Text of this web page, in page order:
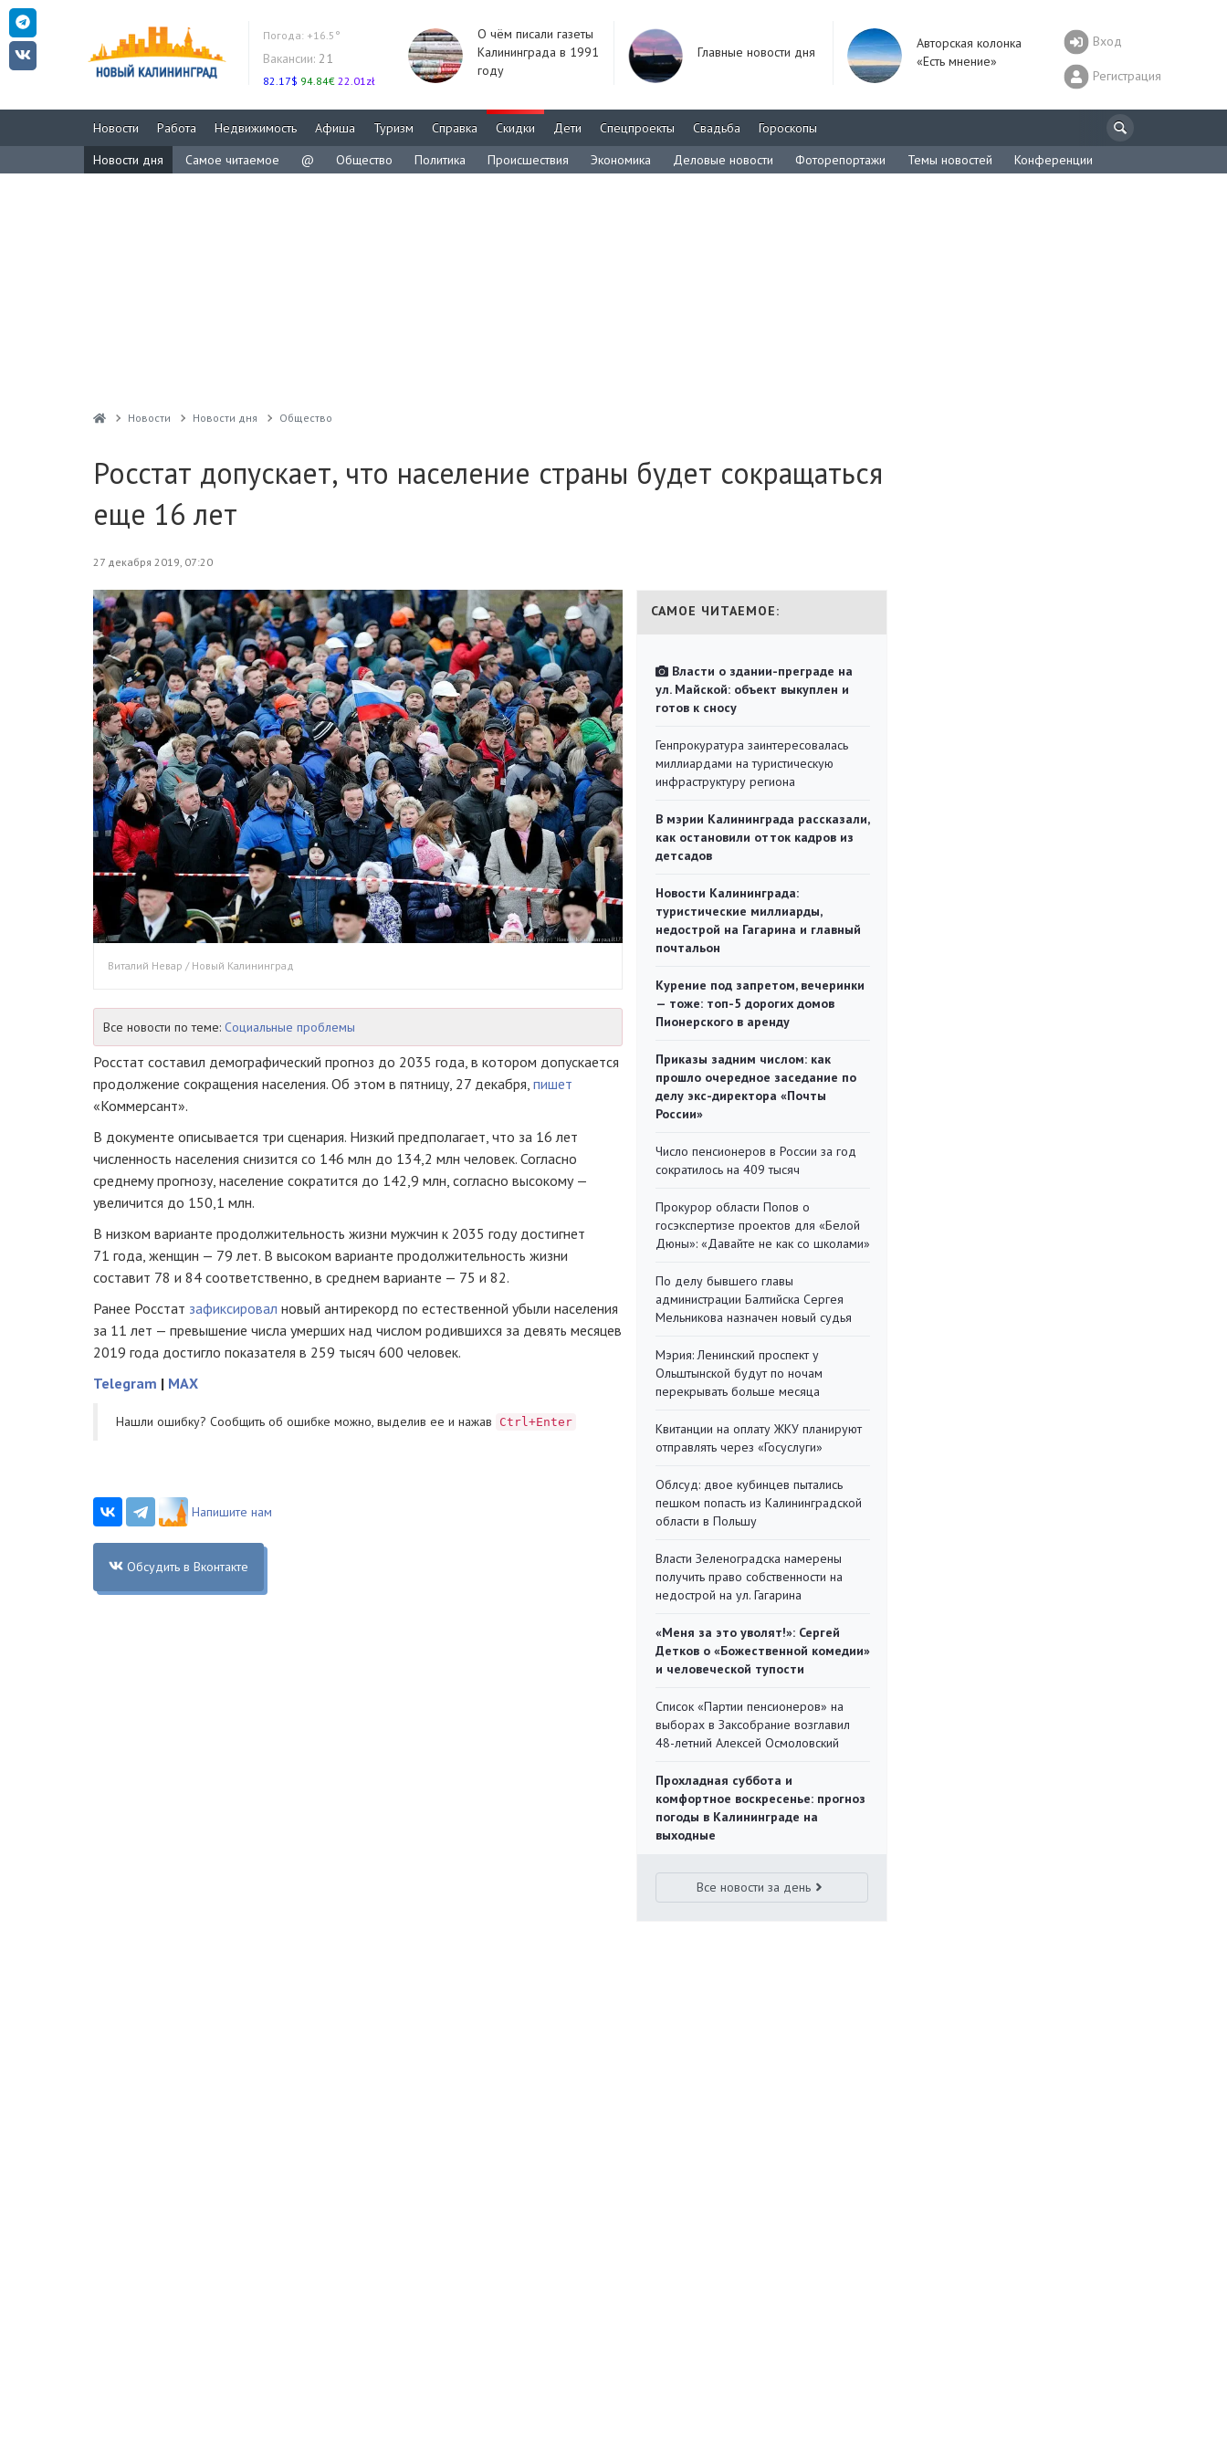
Погода: +16.5°
Вакансии: 21
82.17$ 94.84€ 22.01zł
О чём писали газеты
Калининграда в 1991
году
Главные новости дня
Авторская колонка
«Есть мнение»
Вход
Регистрация
Новости Работа Недвижимость Афиша Туризм Справка Скидки Дети Спецпроекты Свадьба
Гороскопы
Новости дня
Самое читаемое @ Общество Политика Происшествия Экономика Деловые новости Фоторепортажи Темы новостей Конференции
Новости Новости дня Общество
Росстат допускает, что население страны будет сокращаться
еще 16 лет
27 декабря 2019, 07:20
Виталий Невар / Новый Калининград
Все новости по теме: Социальные проблемы
Росстат составил демографический прогноз до 2035 года, в котором допускается
продолжение сокращения населения. Об этом в пятницу, 27 декабря, пишет
«Коммерсант».
В документе описывается три сценария. Низкий предполагает, что за 16 лет
численность населения снизится со 146 млн до 134,2 млн человек. Согласно
среднему прогнозу, население сократится до 142,9 млн, согласно высокому —
увеличится до 150,1 млн.
В низком варианте продолжительность жизни мужчин к 2035 году достигнет
71 года, женщин — 79 лет. В высоком варианте продолжительность жизни
составит 78 и 84 соответственно, в среднем варианте — 75 и 82.
Ранее Росстат зафиксировал новый антирекорд по естественной убыли населения
за 11 лет — превышение числа умерших над числом родившихся за девять месяцев
2019 года достигло показателя в 259 тысяч 600 человек.
Telegram | MAX
Нашли ошибку? Cообщить об ошибке можно, выделив ее и нажав Ctrl+Enter
Напишите нам
Обсудить в Вконтакте
САМОЕ ЧИТАЕМОЕ:
Власти о здании-преграде на
ул. Майской: объект выкуплен и
готов к сносу
Генпрокуратура заинтересовалась
миллиардами на туристическую
инфраструктуру региона
В мэрии Калининграда рассказали,
как остановили отток кадров из
детсадов
Новости Калининграда:
туристические миллиарды,
недострой на Гагарина и главный
почтальон
Курение под запретом, вечеринки
— тоже: топ-5 дорогих домов
Пионерского в аренду
Приказы задним числом: как
прошло очередное заседание по
делу экс-директора «Почты
России»
Число пенсионеров в России за год
сократилось на 409 тысяч
Прокурор области Попов о
госэкспертизе проектов для «Белой
Дюны»: «Давайте не как со школами»
По делу бывшего главы
администрации Балтийска Сергея
Мельникова назначен новый судья
Мэрия: Ленинский проспект у
Ольштынской будут по ночам
перекрывать больше месяца
Квитанции на оплату ЖКУ планируют
отправлять через «Госуслуги»
Облсуд: двое кубинцев пытались
пешком попасть из Калининградской
области в Польшу
Власти Зеленоградска намерены
получить право собственности на
недострой на ул. Гагарина
«Меня за это уволят!»: Сергей
Детков о «Божественной комедии»
и человеческой тупости
Список «Партии пенсионеров» на
выборах в Заксобрание возглавил
48-летний Алексей Осмоловский
Прохладная суббота и
комфортное воскресенье: прогноз
погоды в Калининграде на
выходные
Все новости за день